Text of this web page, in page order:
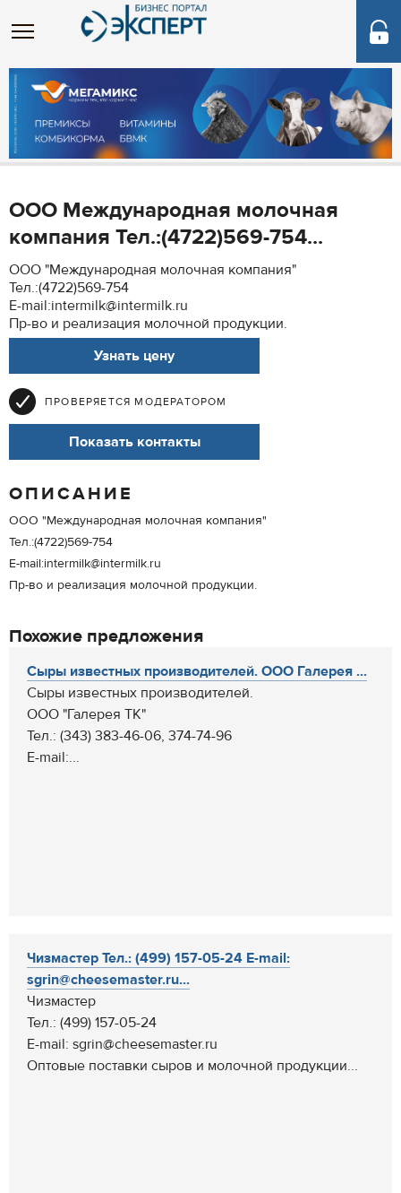
ООО Международная молочная
компания Тел.:(4722)569-754...
ООО "Международная молочная компания"
Тел.:(4722)569-754
E-mail:intermilk@intermilk.ru
Пр-во и реализация молочной продукции.
Узнать цену
ПРОВЕРЯЕТСЯ МОДЕРАТОРОМ
Показать контакты
ОПИСАНИЕ
ООО "Международная молочная компания"
Тел.:(4722)569-754
E-mail:intermilk@intermilk.ru
Пр-во и реализация молочной продукции.
Похожие предложения
Сыры известных производителей. ООО Галерея ...
Сыры известных производителей.
ООО "Галерея ТК"
Тел.: (343) 383-46-06, 374-74-96
E-mail:...
Чизмастер Тел.: (499) 157-05-24 E-mail:
sgrin@cheesemaster.ru...
Чизмастер
Тел.: (499) 157-05-24
E-mail: sgrin@cheesemaster.ru
Оптовые поставки сыров и молочной продукции...